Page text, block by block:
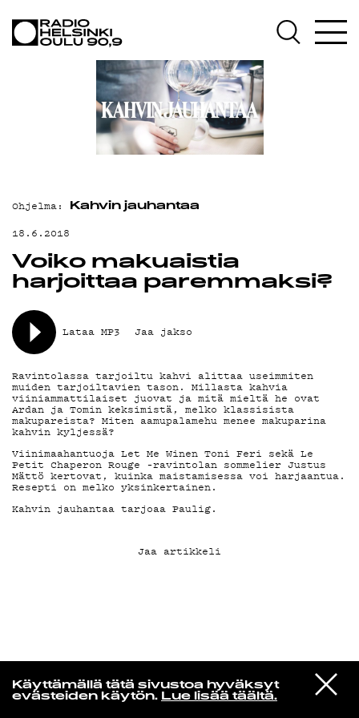
Käyttämällä tätä sivustoa hyväksyt
evästeiden käytön. Lue lisää täältä.
VIESTI
STUDIOON
The Rah Band
Perfumed Garden
AJANKOHTAISTA
OHJELMAT
TEKIJÄT
ON-DEMAND
MAINOSTA
YHTEYSTIEDOT
G LIVELAB
YSTÄVÄKLUBI
TIETOSUOJA
KIRJAUDU SISÄÄN
Ohjelma: Kahvin jauhantaa
18.6.2018
Voiko makuaistia
harjoittaa paremmaksi?
Lataa MP3 Jaa jakso
Ravintolassa tarjoiltu kahvi alittaa useimmiten
muiden tarjoiltavien tason. Millasta kahvia
viiniammattilaiset juovat ja mitä mieltä he ovat
Ardan ja Tomin keksimistä, melko klassisista
makupareista? Miten aamupalamehu menee makuparina
kahvin kyljessä?
Viinimaahantuoja Let Me Winen Toni Feri sekä Le
Petit Chaperon Rouge –ravintolan sommelier Justus
Mättö kertovat, kuinka maistamisessa voi harjaantua.
Resepti on melko yksinkertainen.
Kahvin jauhantaa tarjoaa Paulig.
Jaa artikkeli